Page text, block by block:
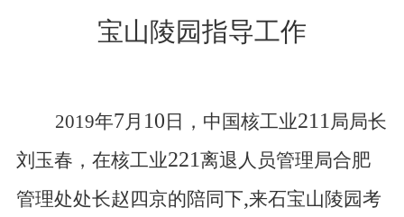
宝山陵园指导工作
2019年7月 10 日 ，中国核工业211局局长
刘玉春，在核工业221离退人员管理局合肥
管理处处长赵四京的陪同下,来石宝山陵园考